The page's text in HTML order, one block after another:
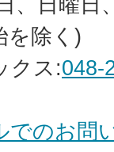
を除く)
クス:048-
でのお問